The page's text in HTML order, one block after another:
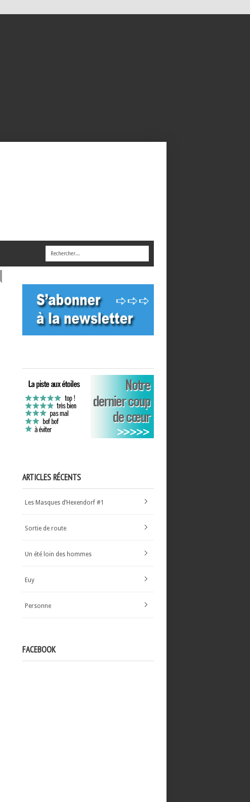
ARTICLES RÉCENTS
Les Masques d’Hexendorf #1
Sortie de route
Un été loin des hommes
Euy
Personne
FACEBOOK